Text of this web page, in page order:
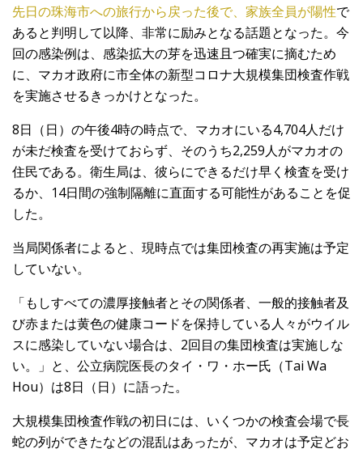
先日の珠海市への旅行から戻った後で、家族全員が陽性で
あると判明して以降、非常に励みとなる話題となった。今
回の感染例は、感染拡大の芽を迅速且つ確実に摘むため
に、マカオ政府に市全体の新型コロナ大規模集団検査作戦
を実施させるきっかけとなった。
8日（日）の午後4時の時点で、マカオにいる4,704人だけ
が未だ検査を受けておらず、そのうち2,259人がマカオの
住民である。衛生局は、彼らにできるだけ早く検査を受け
るか、14日間の強制隔離に直面する可能性があることを促
した。
当局関係者によると、現時点では集団検査の再実施は予定
していない。
「もしすべての濃厚接触者とその関係者、一般的接触者及
び赤または黄色の健康コードを保持している人々がウイル
スに感染していない場合は、2回目の集団検査は実施しな
い。」と、公立病院医長のタイ・ワ・ホー氏（Tai Wa
Hou）は8日（日）に語った。
大規模集団検査作戦の初日には、いくつかの検査会場で長
蛇の列ができたなどの混乱はあったが、マカオは予定どお